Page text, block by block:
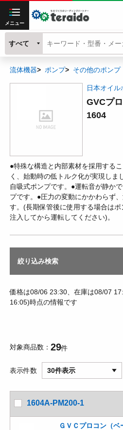
メニュー
すべて
流体機器 ポンプ その他のポンプ
日本オイル
GVCプ
1604
●特殊な構造と内部素材を採用する
く、始動時の低トルク化が実現しま
自吸式ポンプです。●運転音が静か
プです。●圧力の変動にかかわらず
す。(長期保管後に使用する場合は
注入してから運転してください)。
絞り込み検索
価格は08/06 23:30、在庫は08/07
16:05)時点の情報です
対象商品数 29件
表示件数 30件表示
1604A-PM200-1
ＧＶＣプロコン（